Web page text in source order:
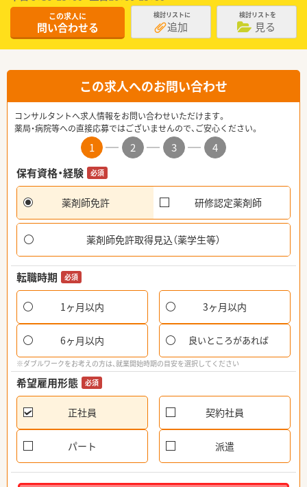
この求人に
問い合わせる
検討リストに
追加
検討リストを
見る
この求人へのお問い合わせ
コンサルタントへ求人情報をお問い合わせいただけます。
薬局・病院等への直接応募ではございませんので、ご安心ください。
1 2 3
4
保有資格・経験
必須
薬剤師免許 研修認定薬剤師
薬剤師免許取得見込（薬学生等）
転職時期 必須
1ヶ月以内 3ヶ月以内
6ヶ月以内 良いところがあれば
※ダブルワークをお考えの方は、就業開始時期の目安を選択してください
希望雇用形態 必須
正社員 契約社員
パート 派遣